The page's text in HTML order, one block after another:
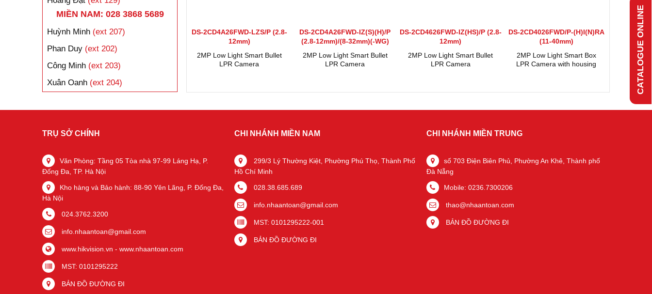
CATALOGUE ONLINE
DS-2CD4A26FWD-LZS/P (2.8-
12mm)
2MP Low Light Smart Bullet
LPR Camera
DS-2CD4A26FWD-IZ(S)(H)/P
(2.8-12mm)/(8-32mm)(-WG)
2MP Low Light Smart Bullet
LPR Camera
DS-2CD4626FWD-IZ(HS)/P (2.8-
12mm)
2MP Low Light Smart Bullet
LPR Camera
DS-2CD4026FWD/P-(H)I(N)RA
(11-40mm)
2MP Low Light Smart Box
LPR Camera with housing
MIỀN NAM: 028 3868 5689
Huỳnh Minh (ext 207)
Phan Duy (ext 202)
Công Minh (ext 203)
Xuân Oanh (ext 204)
TRỤ SỞ CHÍNH
Văn Phòng: Tầng 05 Tòa nhà 97-99 Láng Hạ, P.
Đống Đa, TP. Hà Nội
Kho hàng và Bảo hành: 88-90 Yên Lãng, P. Đống Đa,
Hà Nội
024.3762.3200
info.nhaantoan@gmail.com
www.hikvision.vn - www.nhaantoan.com
MST: 0101295222
BẢN ĐỒ ĐƯỜNG ĐI
CHI NHÁNH MIỀN NAM
299/3 Lý Thường Kiệt, Phường Phú Thọ, Thành Phố
Hồ Chí Minh
028.38.685.689
info.nhaantoan@gmail.com
MST: 0101295222-001
BẢN ĐỒ ĐƯỜNG ĐI
CHI NHÁNH MIỀN TRUNG
số 703 Điện Biên Phủ, Phường An Khê, Thành phố
Đà Nẵng
Mobile: 0236.7300206
thao@nhaantoan.com
BẢN ĐỒ ĐƯỜNG ĐI